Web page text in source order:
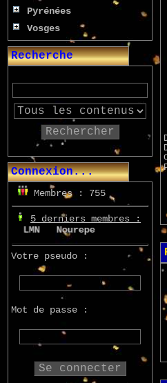
Pyrénées
Vosges
Recherche
Rechercher
Connexion...
Membres : 755
5 derniers membres :
LMN Nourepe
Votre pseudo :
Mot de passe :